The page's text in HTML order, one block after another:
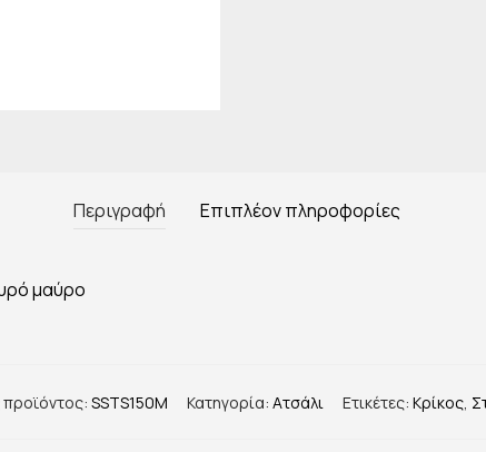
Περιγραφή Επιπλέον πληροφορίες
μαύρο
SSTS150M Κατηγορία: Ατσάλι Ετικέτες: Κρίκος,